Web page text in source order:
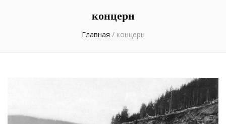
концерн
Главная / концерн